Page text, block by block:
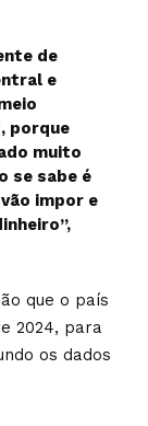
de
e
porque
muito
se sabe é
impor e
que o país
2024, para
os dados